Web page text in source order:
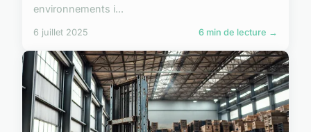
environnements i...
6 juillet 2025 6 min de lecture →